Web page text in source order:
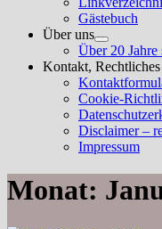
Gästebuch
Über uns
Untermenü
anzeigen
Über 20 Jahre
Kontakt,
Cookie-
Disclaimer –
Impressum
Monat: